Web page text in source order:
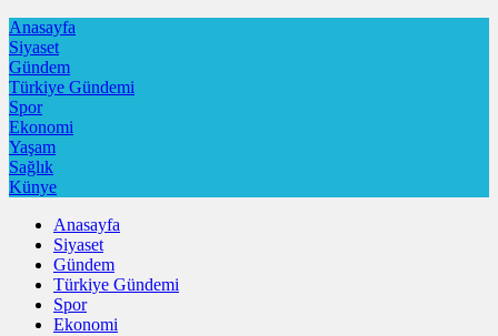
Anasayfa
Siyaset
Gündem
Türkiye Gündemi
Spor
Ekonomi
Yaşam
Sağlık
Künye
Anasayfa
Siyaset
Gündem
Türkiye Gündemi
Spor
Ekonomi